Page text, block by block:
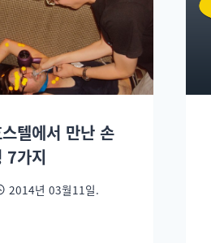
텔에서 만난 손
7가지
2014년 03월11일.